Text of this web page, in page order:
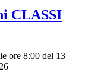
CLASSI
ore 8:00 del 13